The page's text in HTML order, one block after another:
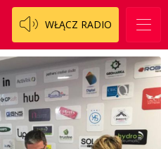
WŁĄCZ RADIO